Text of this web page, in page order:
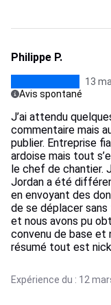
Philippe P.
13
Avis spontané
J’ai attendu
commentaire mais
publier. Entreprise
ardoise mais tout
le chef de chantier.
Jordan a été
en envoyant des
de se déplacer
et nous avons pu
convenu de base et
résumé tout est
Expérience du : 12